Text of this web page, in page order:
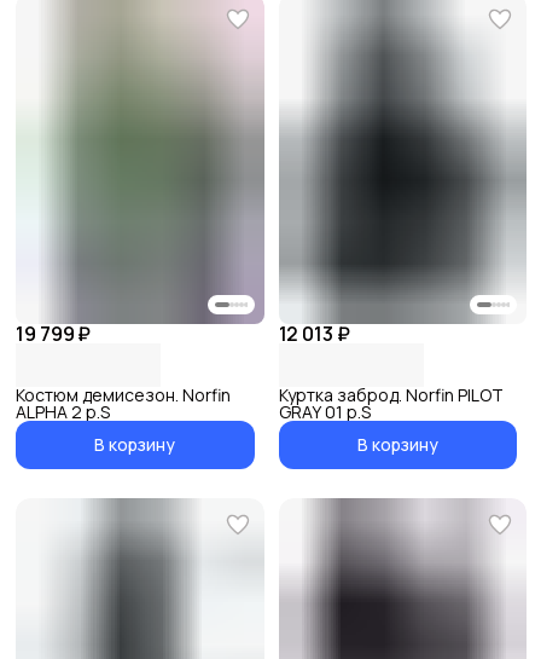
19 799 ₽
Костюм демисезон. Norfin
ALPHA 2 р.S
В корзину
12 013 ₽
Куртка заброд. Norfin PILOT
GRAY 01 р.S
В корзину